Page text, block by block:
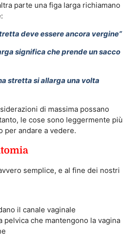
parte una figa larga richiamano
deve essere ancora vergine”
significa che prende un sacco
stretta si allarga una volta
di massima possano
le cose sono leggermente più
per andare a vedere.
semplice, e al fine dei nostri
il canale vaginale
pelvica che mantengono la vagina